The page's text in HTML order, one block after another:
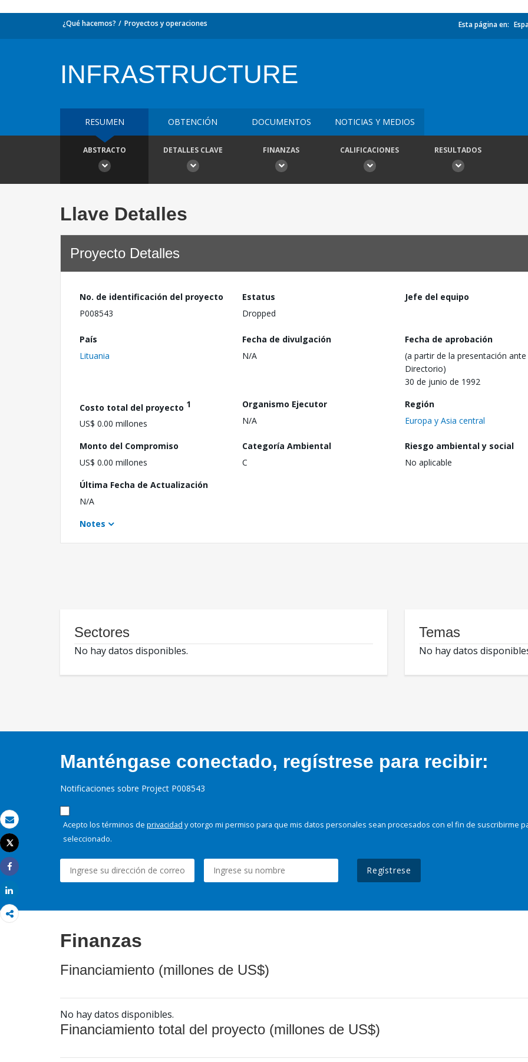
Correo electrónico
Imprimir
Tweet
Share
¿Qué hacemos? Proyectos y operaciones Esta página en:
INFRASTRUCTURE
RESUMEN OBTENCIÓN DOCUMENTOS NOTICIAS Y MEDIOS
ABSTRACTO DETALLES CLAVE FINANZAS CALIFICACIONES RESULTADOS
Llave Detalles
Proyecto Detalles
No. de identificación del proyecto
P008543
Estatus
Dropped
Jefe del equipo
País
Lituania
Fecha de divulgación
N/A
Fecha de aprobación
(a partir de la presentación ante
Directorio)
30 de junio de 1992
Costo total del proyecto 1
US$ 0.00 millones
Organismo Ejecutor
N/A
Región
Europa y Asia central
Monto del Compromiso
US$ 0.00 millones
Categoría Ambiental
C
Riesgo ambiental y social
No aplicable
Última Fecha de Actualización
N/A
Notes
Sectores
No hay datos disponibles.
Temas
No hay datos
Manténgase conectado, regístrese para recibir:
Notificaciones sobre Project P008543
Acepto los términos de privacidad y otorgo mi permiso para que mis datos personales sean procesados con el fin de suscribirme
seleccionado.
Regístrese
Finanzas
Financiamiento (millones de US$)
No hay datos disponibles.
Financiamiento total del proyecto (millones de US$)